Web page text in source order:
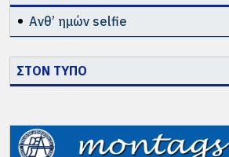
Ανθ’ ημών selfie
ΣΤΟΝ ΤΥΠΟ